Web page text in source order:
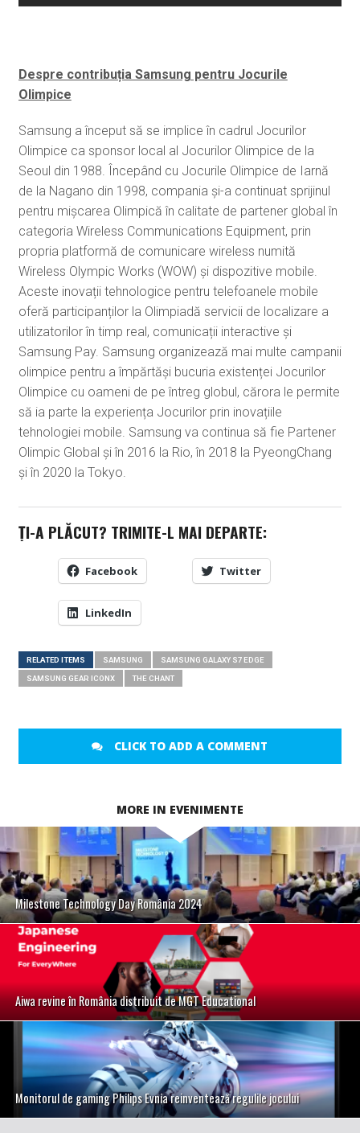
Despre contribuția Samsung pentru Jocurile
Olimpice
Samsung a început să se implice în cadrul Jocurilor
Olimpice ca sponsor local al Jocurilor Olimpice de la
Seoul din 1988. Începând cu Jocurile Olimpice de Iarnă
de la Nagano din 1998, compania și-a continuat sprijinul
pentru mișcarea Olimpică în calitate de partener global în
categoria Wireless Communications Equipment, prin
propria platformă de comunicare wireless numită
Wireless Olympic Works (WOW) și dispozitive mobile.
Aceste inovații tehnologice pentru telefoanele mobile
oferă participanților la Olimpiadă servicii de localizare a
utilizatorilor în timp real, comunicații interactive și
Samsung Pay. Samsung organizează mai multe campanii
olimpice pentru a împărtăși bucuria existenței Jocurilor
Olimpice cu oameni de pe întreg globul, cărora le permite
să ia parte la experiența Jocurilor prin inovațiile
tehnologiei mobile. Samsung va continua să fie Partener
Olimpic Global și în 2016 la Rio, în 2018 la PyeongChang
și în 2020 la Tokyo.
ȚI-A PLĂCUT? TRIMITE-L MAI DEPARTE:
Facebook Twitter
LinkedIn
RELATED ITEMS SAMSUNG SAMSUNG GALAXY S7 EDGE
SAMSUNG GEAR ICONX THE CHANT
CLICK TO ADD A COMMENT
MORE IN EVENIMENTE
Milestone Technology Day România 2024
Aiwa revine în România distribuit de MGT Educational
Monitorul de gaming Philips Evnia reinventează regulile jocului